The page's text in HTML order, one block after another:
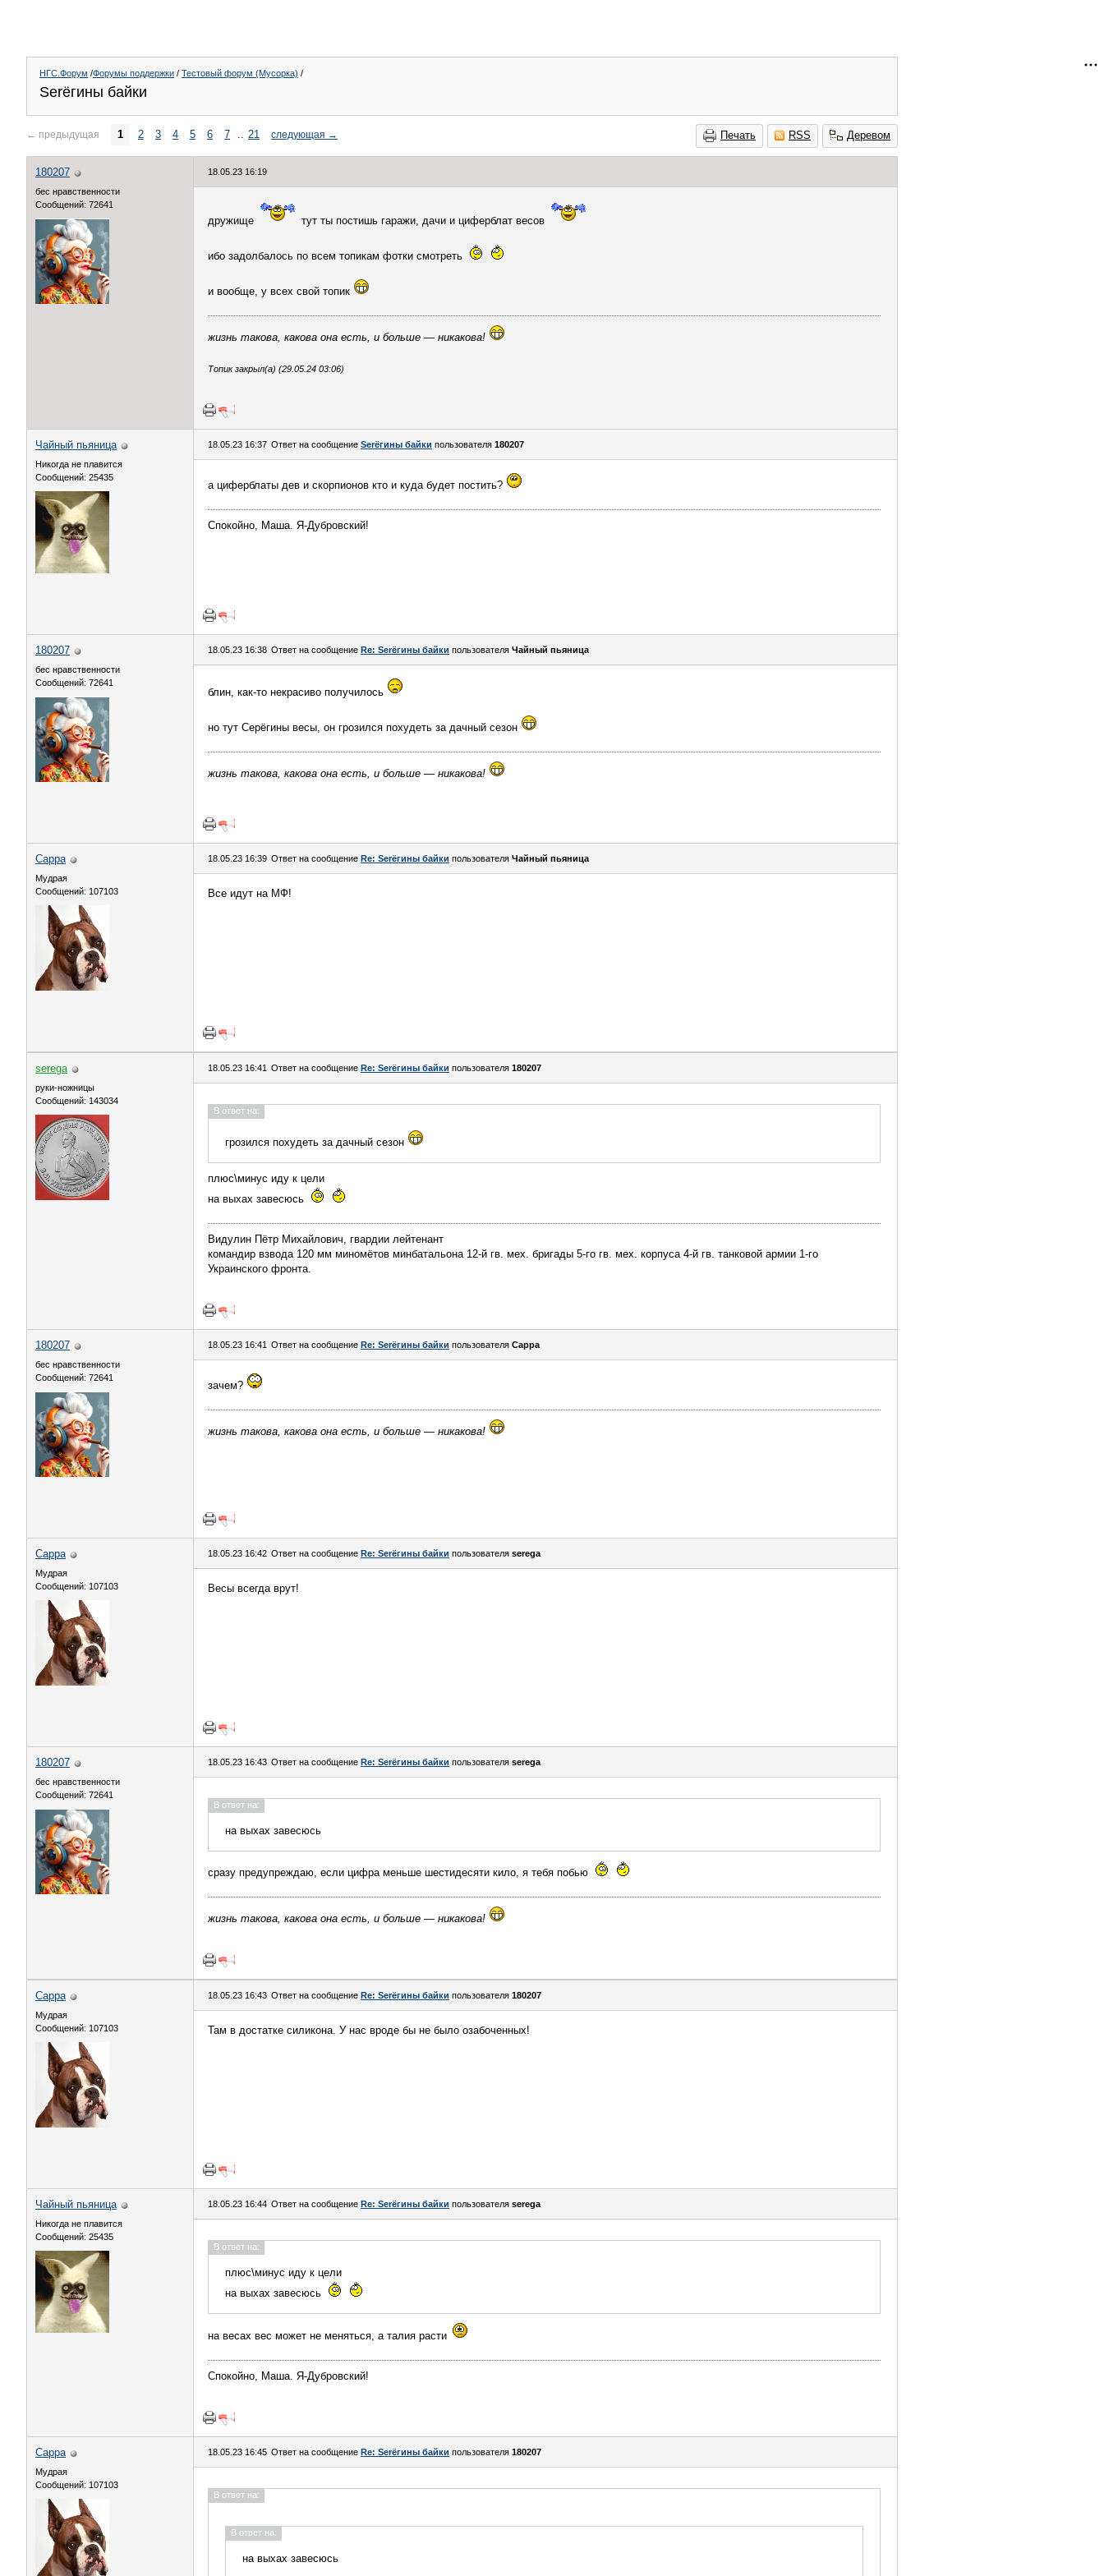
НГС.Форум /Форумы поддержки / Тестовый форум (Мусорка) /
Serёгины байки
Печать RSS Деревом
← предыдущая 1 2 3 4 5 6 7 .. 21 следующая →
180207
бес нравственности
Сообщений: 72641
18.05.23 16:19
дружище тут ты постишь гаражи, дачи и циферблат весов
ибо задолбалось по всем топикам фотки смотреть
и вообще, у всех свой топик
жизнь такова, какова она есть, и больше — никакова!
Топик закрыл(а) (29.05.24 03:06)
Чайный пьяница
Никогда не плавится
Сообщений: 25435
18.05.23 16:37 Ответ на сообщение Serёгины байки пользователя 180207
а циферблаты дев и скорпионов кто и куда будет постить?
Спокойно, Маша. Я-Дубровский!
180207
бес нравственности
Сообщений: 72641
18.05.23 16:38 Ответ на сообщение Re: Serёгины байки пользователя Чайный пьяница
блин, как-то некрасиво получилось
но тут Серёгины весы, он грозился похудеть за дачный сезон
жизнь такова, какова она есть, и больше — никакова!
Сарра
Мудрая
Сообщений: 107103
18.05.23 16:39 Ответ на сообщение Re: Serёгины байки пользователя Чайный пьяница
Все идут на МФ!
serega
руки-ножницы
Сообщений: 143034
18.05.23 16:41 Ответ на сообщение Re: Serёгины байки пользователя 180207
В ответ на:
грозился похудеть за дачный сезон
плюс\минус иду к цели
на выхах завесюсь
Видулин Пётр Михайлович, гвардии лейтенант
командир взвода 120 мм миномётов минбатальона 12-й гв. мех. бригады 5-го гв. мех. корпуса 4-й гв. танковой армии 1-го
Украинского фронта.
180207
бес нравственности
Сообщений: 72641
18.05.23 16:41 Ответ на сообщение Re: Serёгины байки пользователя Сарра
зачем?
жизнь такова, какова она есть, и больше — никакова!
Сарра
Мудрая
Сообщений: 107103
18.05.23 16:42 Ответ на сообщение Re: Serёгины байки пользователя serega
Весы всегда врут!
180207
бес нравственности
Сообщений: 72641
18.05.23 16:43 Ответ на сообщение Re: Serёгины байки пользователя serega
В ответ на:
на выхах завесюсь
сразу предупреждаю, если цифра меньше шестидесяти кило, я тебя побью
жизнь такова, какова она есть, и больше — никакова!
Сарра
Мудрая
Сообщений: 107103
18.05.23 16:43 Ответ на сообщение Re: Serёгины байки пользователя 180207
Там в достатке силикона. У нас вроде бы не было озабоченных!
Чайный пьяница
Никогда не плавится
Сообщений: 25435
18.05.23 16:44 Ответ на сообщение Re: Serёгины байки пользователя serega
В ответ на:
плюс\минус иду к цели
на выхах завесюсь
на весах вес может не меняться, а талия расти
Спокойно, Маша. Я-Дубровский!
Сарра
Мудрая
Сообщений: 107103
18.05.23 16:45 Ответ на сообщение Re: Serёгины байки пользователя 180207
В ответ на:
В ответ на:
на выхах завесюсь